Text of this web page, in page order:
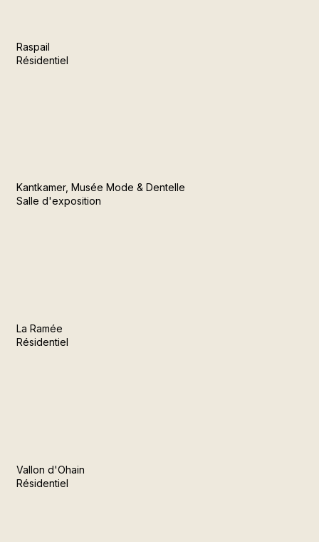
Raspail
Résidentiel
Kantkamer, Musée Mode & Dentelle
Salle d'exposition
La Ramée
Résidentiel
Vallon d'Ohain
Résidentiel